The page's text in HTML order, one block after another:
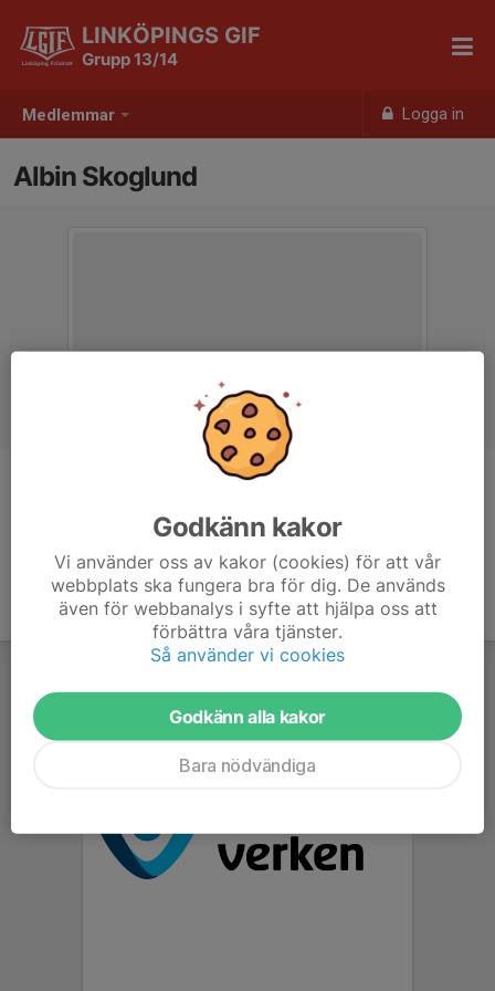
Medlemmar Logga in
LINKÖPINGS GIF
Grupp 13/14
Albin Skoglund
Godkänn kakor
Vi använder oss av kakor (cookies) för att vår
webbplats ska fungera bra för dig. De används
även för webbanalys i syfte att hjälpa oss att
förbättra våra tjänster.
Så använder vi cookies
Godkänn alla kakor
Bara nödvändiga